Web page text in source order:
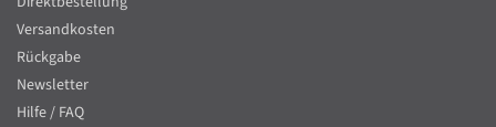
Versandkosten
Rückgabe
Newsletter
Hilfe / FAQ